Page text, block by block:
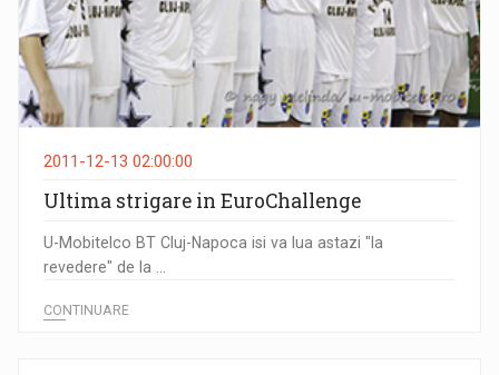
2011-12-13 02:00:00
Ultima strigare in EuroChallenge
U-Mobitelco BT Cluj-Napoca isi va lua astazi "la
revedere" de la ...
CONTINUARE